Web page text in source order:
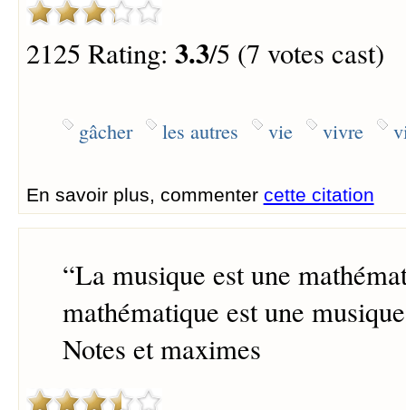
2125 Rating: 3.3/5 (7 votes cast)
gâcher les autres vie vivre
En savoir plus, commenter cette citation
“La musique est une
mathématique est une
Notes et maximes